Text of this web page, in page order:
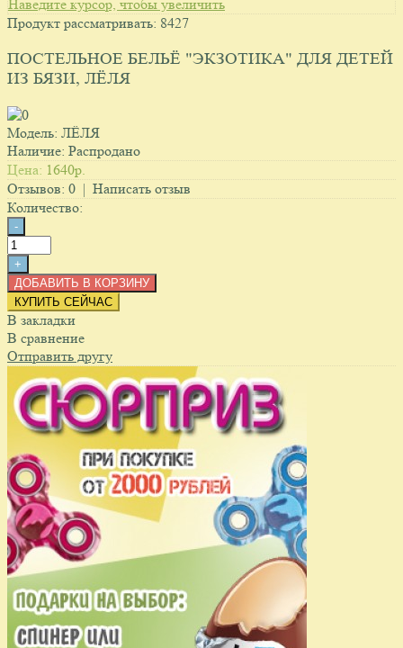
Наведите курсор, чтобы увеличить
Продукт рассматривать: 8427
ПОСТЕЛЬНОЕ БЕЛЬЁ "ЭКЗОТИКА" ДЛЯ ДЕТЕЙ
ИЗ БЯЗИ, ЛЁЛЯ
Модель: ЛЁЛЯ
Наличие: Распродано
Цена: 1640p.
Отзывов: 0 | Написать отзыв
Количество:
КУПИТЬ СЕЙЧАС
В закладки
В сравнение
Отправить другу